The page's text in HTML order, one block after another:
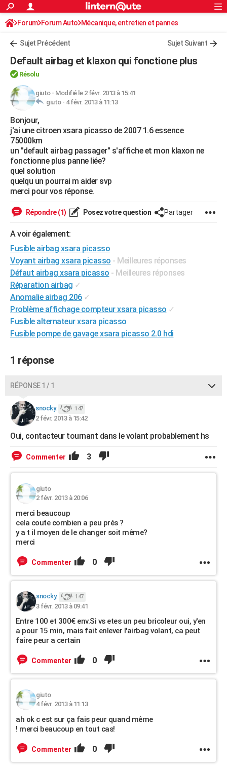
ACTUALITÉS
Politique
Société
Faits Divers
Education
Monde
Villes
+
Programme TV
TNTStreaming
Cinéma
Sorties cinéma
Musique
+FINANCE
Retraite
Impôts
Epargne
Immobilier
Risques naturels par ville
Banque
Assurance
Crédit
AUTO
Essais
Réserver un essai
Citadines
Berlines
SUV
Forum auto
Mobiles
Meilleur smartphone
Internet
Ordinateurs
Jeux vidéo
Guide high-tech
+BRICOLAGE
Forum
Aménagement intérieur
Extérieur
Cuisine
Salle de bains
Jardinage
Rangement
WEEK-END
Guides de France
Escapades
Patrimoine
Expositions
Musées
Week-end nature
+LIFESTYLE
Art de vivre
Bien-être
Loisirs
Mode
Modes de vie
Alimentation
Guide de la santé
Maladies
Médicaments
Sommeil
VOYAGE
Destinations
City break
Voyage nature
Voyage de noces
Forum
Climat
+
GUIDES D'ACHAT
BONS PLANS
CARTE DE VOEUX
Carte de Noël
Carte Bonne année
Carte Saint-Valentin
Carte Pâques
Carte d'anniversaire
DICTIONNAIRE
Dictionnaire
Biographies
Citations
Expressions
Proverbes
COPAINS D'AVANT
S'inscrire
Se connecter
Lycées
Collèges
Primaires
Universités
Entreprises
Service militaire
Avis de recherche
AVIS DE DÉCÈS
FORUM
Bricolage
Lifestyle
Culture
Sport
Auto
Television
Voyage
Cinema
Rechercher
S'inscrire
Connexion
Forum Forum Auto Mécanique, entretien et pannes
Sujet Précédent Sujet Suivant
Default airbag et klaxon qui fonctione plus
Résolu
giuto- Modifié le 2 févr. 2013 à 15:41
giuto - 4 févr. 2013 à 11:13
Bonjour,
j'ai une citroen xsara picasso de 2007 1.6 essence
75000km
un "default airbag passager" s'affiche et mon klaxon ne
fonctionne plus panne liée?
quel solution
quelqu un pourrai m aider svp
merci pour vos réponse.
Répondre (1) Posez votre question Partager
A voir également:
Fusible airbag xsara picasso
Voyant airbag xsara picasso - Meilleures réponses
Défaut airbag xsara picasso - Meilleures réponses
Réparation airbag ✓
Anomalie airbag 206 ✓
Problème affichage compteur xsara picasso ✓
Fusible alternateur xsara picasso
Fusible pompe de gavage xsara picasso 2.0 hdi
1 réponse
RÉPONSE 1 / 1
snocky. 147
2 févr. 2013 à 15:42
Oui, contacteur tournant dans le volant probablement hs
Commenter 3
giuto
2 févr. 2013 à 20:06
merci beaucoup
cela coute combien a peu prés ?
y a t il moyen de le changer soit même?
merci
Commenter 0
snocky. 147
3 févr. 2013 à 09:41
Entre 100 et 300€ env.Si vs etes un peu bricoleur oui, y'en
a pour 15 min, mais fait enlever l'airbag volant, ca peut
faire peur a certain
Commenter 0
giuto
4 févr. 2013 à 11:13
ah ok c est sur ça fais peur quand même
! merci beaucoup en tout cas!
Commenter 0